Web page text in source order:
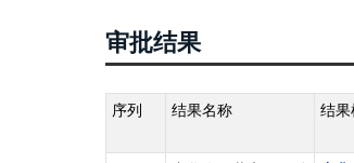
审批结果
序列 结果名称 结果